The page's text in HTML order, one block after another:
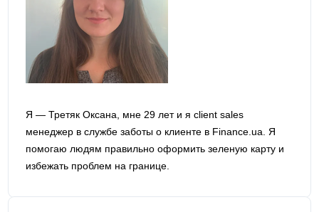
Я — Третяк Оксана, мне 29 лет и я сlient sales
менеджер в службе заботы о клиенте в Finance.ua. Я
помогаю людям правильно оформить зеленую карту и
избежать проблем на границе.